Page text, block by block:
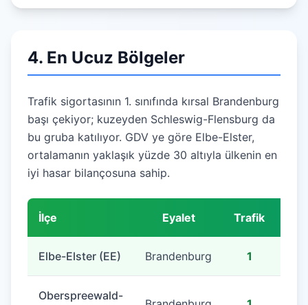
4. En Ucuz Bölgeler
Trafik sigortasının 1. sınıfında kırsal Brandenburg
başı çekiyor; kuzeyden Schleswig-Flensburg da
bu gruba katılıyor. GDV ye göre Elbe-Elster,
ortalamanın yaklaşık yüzde 30 altıyla ülkenin en
iyi hasar bilançosuna sahip.
İlçe Eyalet Trafik
Elbe-Elster (EE) Brandenburg 1
Oberspreewald-